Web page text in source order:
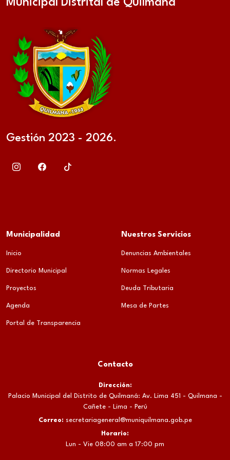
Municipal Distrital de Quilmaná
Gestión 2023 - 2026.
Municipalidad
Inicio
Directorio Municipal
Proyectos
Agenda
Portal de Transparencia
Nuestros Servicios
Denuncias Ambientales
Normas Legales
Deuda Tributaria
Mesa de Partes
Contacto
Dirección:
Palacio Municipal del Distrito de Quilmaná: Av. Lima 451 - Quilmana -
Cañete - Lima - Perú
Correo: secretariageneral@muniquilmana.gob.pe
Horario:
Lun - Vie 08:00 am a 17:00 pm